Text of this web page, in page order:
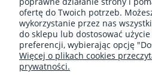
RAJSTOPY DAMSKIE
NAPISY Z NAPISAMI
ofertę do Twoich potrzeb.
wykorzystanie przez nas
do sklepu lub dostosować
preferencji, wybierając opcję
Więcej o plikach cookies
prywatności.